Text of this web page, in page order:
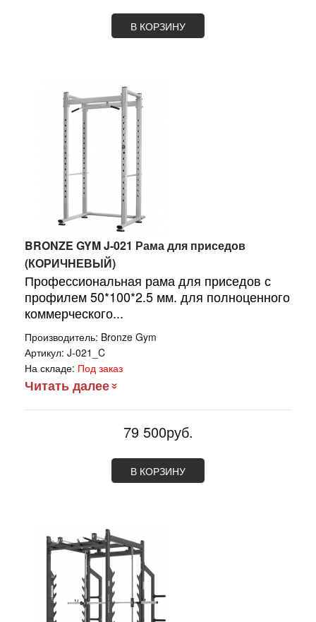
В КОРЗИНУ
BRONZE GYM J-021 Рама для приседов
(КОРИЧНЕВЫЙ)
Профессиональная рама для приседов с
профилем 50*100*2.5 мм. для полноценного
коммерческого...
Производитель: Bronze Gym
Артикул: J-021_C
На складе: Под заказ
Читать далее
79 500руб.
В КОРЗИНУ